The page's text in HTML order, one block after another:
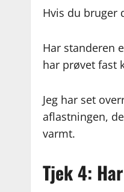
Hvis du bruger
Har standeren
har prøvet fast
Jeg har set
aflastningen,
varmt.
Tjek 4: